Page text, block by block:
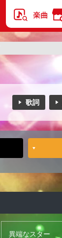
歌詞
異端なスター